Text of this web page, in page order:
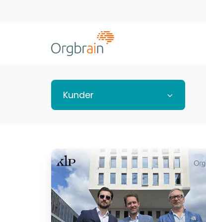
Kunder
KLP
valgte
Orgbrain
styreportal